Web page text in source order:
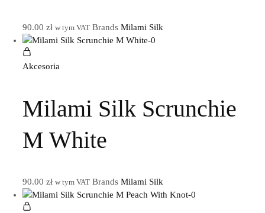
90.00 zł w tym VATBrands Milami Silk
Akcesoria
Milami Silk Scrunchie
M White
90.00 zł w tym VATBrands Milami Silk